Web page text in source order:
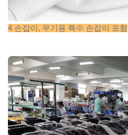
4 손잡이, 무기용 특수 손잡이 포함